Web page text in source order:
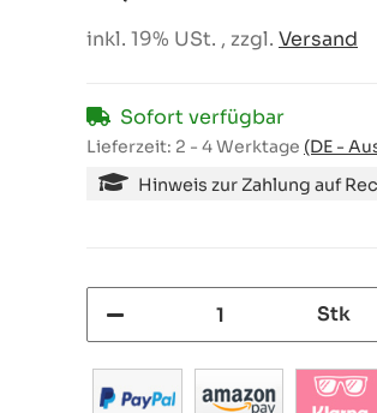
inkl. 19% USt. , zzgl. Versand
Sofort verfügbar
Lieferzeit: 2 - 4 Werktage (DE -
Hinweis zur Zahlung auf
Stk